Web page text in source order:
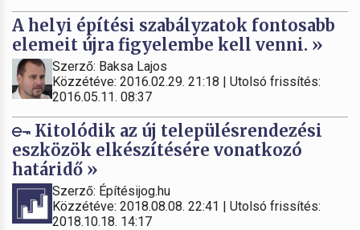
A helyi építési szabályzatok fontosabb
elemeit újra figyelembe kell venni. »
Szerző: Baksa Lajos
Közzétéve: 2016.02.29. 21:18 | Utolsó frissítés:
2016.05.11. 08:37
Kitolódik az új településrendezési
eszközök elkészítésére vonatkozó
határidő »
Szerző: Építésijog.hu
Közzétéve: 2018.08.08. 22:41 | Utolsó frissítés:
2018.10.18. 14:17